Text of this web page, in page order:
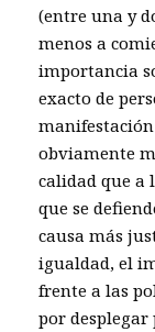
(entre una y
menos a
importancia
exacto de
obviamente
calidad que a
que se
causa más
igualdad, el
frente a las
por desplegar